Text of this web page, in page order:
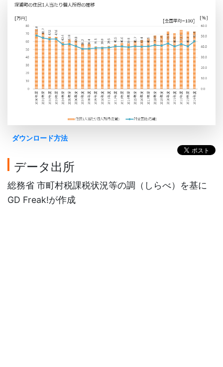
ダウンロード方法
データ出所
総務省 市町村税課税状況等の調（しらべ）を基に
GD Freak!が作成